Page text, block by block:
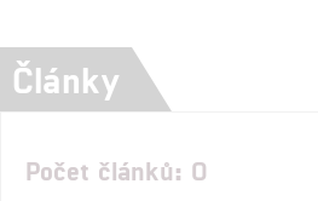
Články
Počet článků: 0